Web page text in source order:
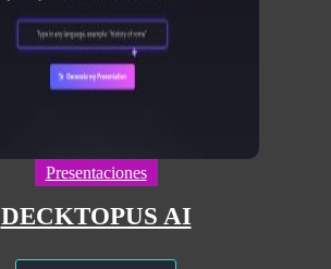
Presentaciones
DECKTOPUS AI